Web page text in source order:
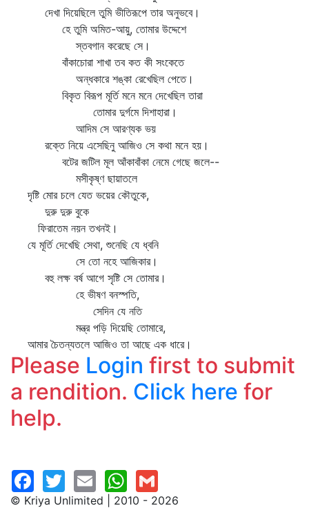
দেখা দিয়েছিলে তুমি ভীতিরূপে তার অনুভবে।
হে তুমি অমিত-আয়ু, তোমার উদ্দেশে
স্তবগান করেছে সে।
বাঁকাচোরা শাখা তব কত কী সংকেতে
অন্ধকারে শঙ্কা রেখেছিল পেতে।
বিকৃত বিরূপ মূর্তি মনে মনে দেখেছিল তারা
তোমার দুর্গমে দিশাহারা।
আদিম সে আরণ্যক ভয়
রক্তে নিয়ে এসেছিনু আজিও সে কথা মনে হয়।
বটের জটিল মূল আঁকাবাঁকা নেমে গেছে জলে--
মসীকৃষ্ণ ছায়াতলে
দৃষ্টি মোর চলে যেত ভয়ের কৌতুকে,
দুরু দুরু বুকে
ফিরাতেম নয়ন তখনই।
যে মূর্তি দেখেছি সেথা, শুনেছি যে ধ্বনি
সে তো নহে আজিকার।
বহু লক্ষ বর্ষ আগে সৃষ্টি সে তোমার।
হে ভীষণ বনস্পতি,
সেদিন যে নতি
মন্ত্র পড়ি দিয়েছি তোমারে,
আমার চৈতন্যতলে আজিও তা আছে এক ধারে।
Please Login first to submit
a rendition. Click here for
help.
© Kriya Unlimited | 2010 - 2026